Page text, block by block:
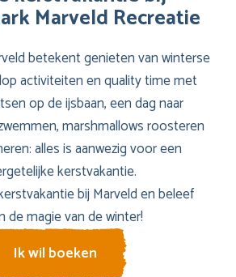
Marveld Recreatie
betekent genieten van winterse
activiteiten en quality time met
op de ijsbaan, een dag naar
marshmallows roosteren
alles is aanwezig voor een
kerstvakantie.
bij Marveld en beleef
de magie van de winter!
Ik wil boeken